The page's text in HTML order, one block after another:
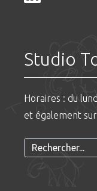
Studio
Horaires : du
et également